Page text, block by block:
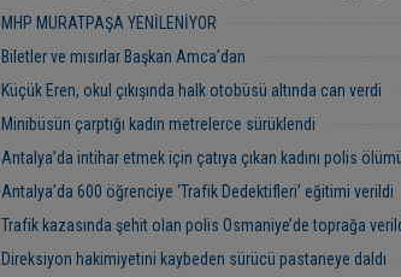
MHP MURATPAŞA YENİLENİYOR
Biletler ve mısırlar Başkan Amca’dan
Küçük Eren, okul çıkışında halk otobüsü altında can verdi
Minibüsün çarptığı kadın metrelerce sürüklendi
Antalya’da intihar etmek için çatıya çıkan kadını polis
Antalya’da 600 öğrenciye ‘Trafik Dedektifleri’ eğitimi verildi
Trafik kazasında şehit olan polis Osmaniye’de toprağa
Direksiyon hakimiyetini kaybeden sürücü pastaneye daldı